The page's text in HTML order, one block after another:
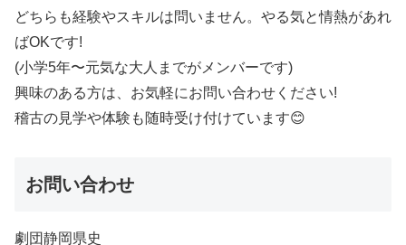
どちらも経験やスキルは問いません。やる気と情熱があれ
ばOKです!
(小学5年〜元気な大人までがメンバーです)
興味のある方は、お気軽にお問い合わせください!
稽古の見学や体験も随時受け付けています😊
お問い合わせ
劇団静岡県史